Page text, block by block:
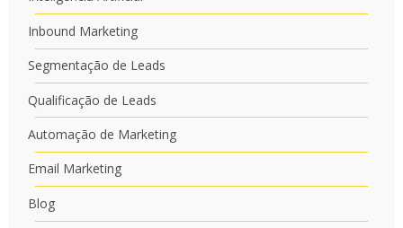
Inbound Marketing
Segmentação de Leads
Qualificação de Leads
Automação de Marketing
Email Marketing
Blog